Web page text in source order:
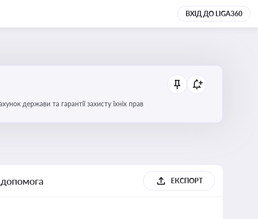
ВХІД ДО LIGA360
держави та гарантії захисту їхніх прав
ЕКСПОРТ